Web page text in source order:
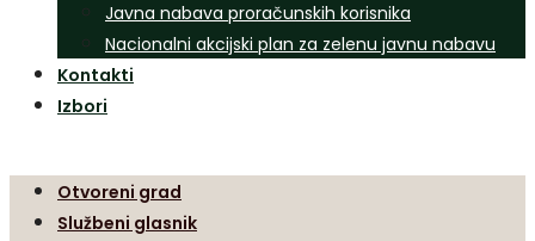
Javna nabava proračunskih korisnika
Nacionalni akcijski plan za zelenu javnu nabavu
Kontakti
Izbori
Otvoreni grad
Službeni glasnik